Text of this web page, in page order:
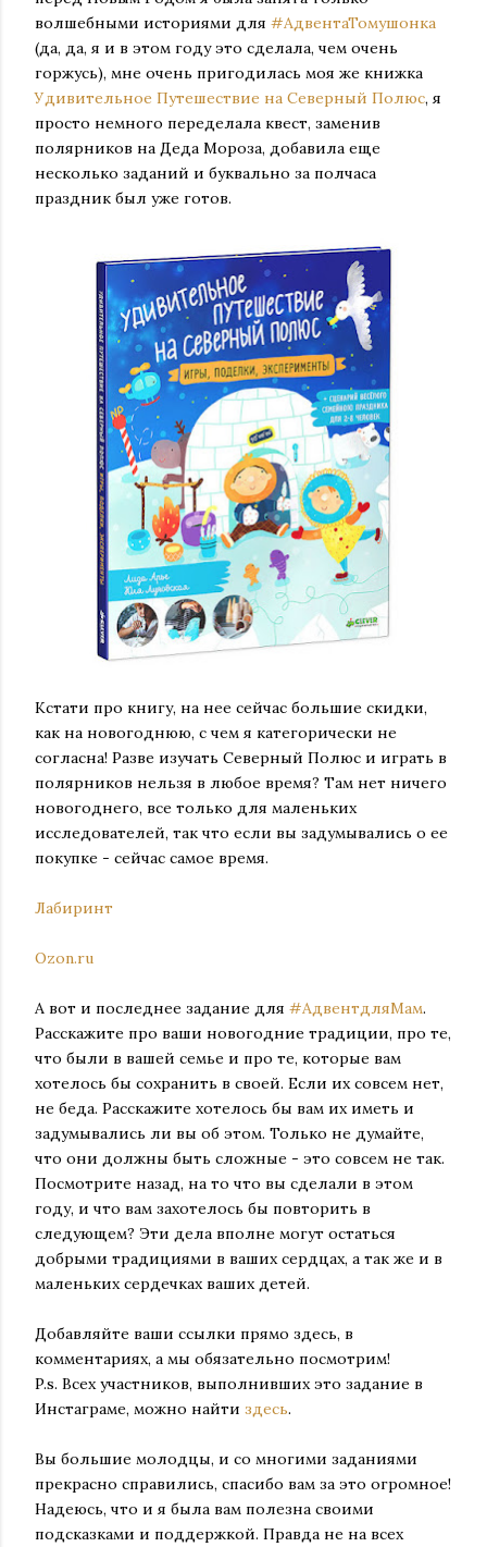
волшебными историями для #АдвентаТомушонка
(да, да, я и в этом году это сделала, чем очень
горжусь), мне очень пригодилась моя же книжка
Удивительное Путешествие на Северный Полюс, я
просто немного переделала квест, заменив
полярников на Деда Мороза, добавила еще
несколько заданий и буквально за полчаса
праздник был уже готов.
Кстати про книгу, на нее сейчас большие скидки,
как на новогоднюю, с чем я категорически не
согласна! Разве изучать Северный Полюс и играть в
полярников нельзя в любое время? Там нет ничего
новогоднего, все только для маленьких
исследователей, так что если вы задумывались о ее
покупке - сейчас самое время.
Лабиринт
Ozon.ru
А вот и последнее задание для #АдвентдляМам.
Расскажите про ваши новогодние традиции, про те,
что были в вашей семье и про те, которые вам
хотелось бы сохранить в своей. Если их совсем нет,
не беда. Расскажите хотелось бы вам их иметь и
задумывались ли вы об этом. Только не думайте,
что они должны быть сложные - это совсем не так.
Посмотрите назад, на то что вы сделали в этом
году, и что вам захотелось бы повторить в
следующем? Эти дела вполне могут остаться
добрыми традициями в ваших сердцах, а так же и в
маленьких сердечках ваших детей.
Добавляйте ваши ссылки прямо здесь, в
комментариях, а мы обязательно посмотрим!
P.s. Всех участников, выполнивших это задание в
Инстаграме, можно найти здесь.
Вы большие молодцы, и со многими заданиями
прекрасно справились, спасибо вам за это огромное!
Надеюсь, что и я была вам полезна своими
подсказками и поддержкой. Правда не на всех